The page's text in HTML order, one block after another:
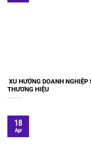
XU HƯỚNG DOANH
THƯƠNG HIỆU
18
Apr